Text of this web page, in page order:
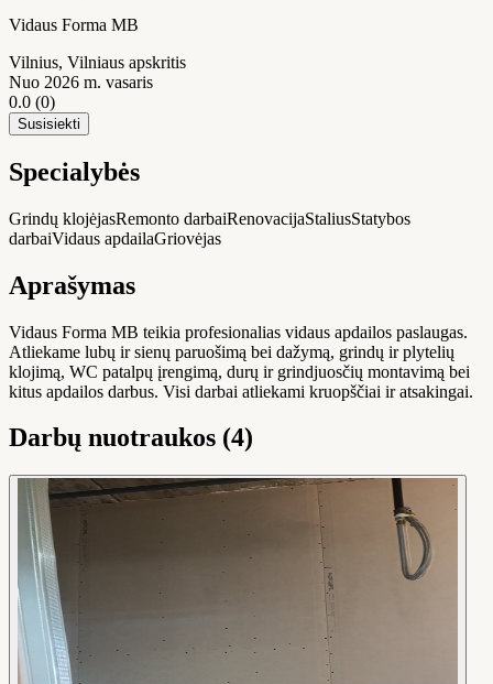
Vidaus Forma MB
Vilnius, Vilniaus apskritis
Nuo 2026 m. vasaris
0.0 (0)
Susisiekti
Specialybės
Grindų klojėjasRemonto darbaiRenovacijaStaliusStatybos
darbaiVidaus apdailaGriovėjas
Aprašymas
Vidaus Forma MB teikia profesionalias vidaus apdailos paslaugas.
Atliekame lubų ir sienų paruošimą bei dažymą, grindų ir plytelių
klojimą, WC patalpų įrengimą, durų ir grindjuosčių montavimą bei
kitus apdailos darbus. Visi darbai atliekami kruopščiai ir atsakingai.
Darbų nuotraukos (4)